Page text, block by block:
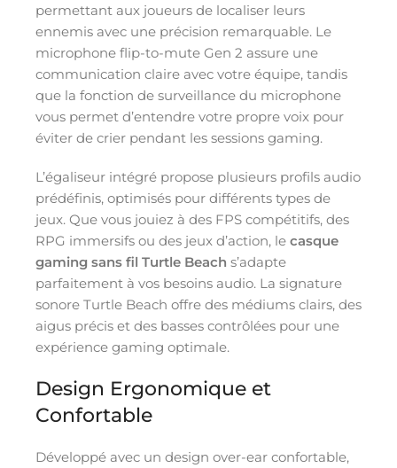
permettant aux joueurs de localiser leurs
ennemis avec une précision remarquable. Le
microphone flip-to-mute Gen 2 assure une
communication claire avec votre équipe, tandis
que la fonction de surveillance du microphone
vous permet d’entendre votre propre voix pour
éviter de crier pendant les sessions gaming.
L’égaliseur intégré propose plusieurs profils audio
prédéfinis, optimisés pour différents types de
jeux. Que vous jouiez à des FPS compétitifs, des
RPG immersifs ou des jeux d’action, le casque
gaming sans fil Turtle Beach s’adapte
parfaitement à vos besoins audio. La signature
sonore Turtle Beach offre des médiums clairs, des
aigus précis et des basses contrôlées pour une
expérience gaming optimale.
Design Ergonomique et
Confortable
Développé avec un design over-ear confortable,